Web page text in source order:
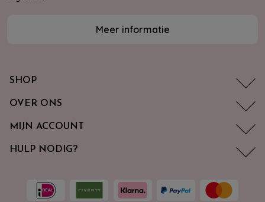
Meer informatie
SHOP
OVER ONS
MIJN ACCOUNT
HULP NODIG?